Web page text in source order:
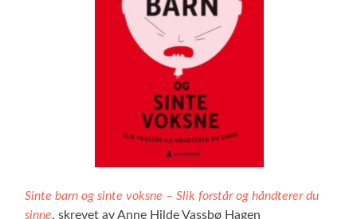
Sinte barn og sinte voksne – Slik forstår og håndterer du
sinne, skrevet av Anne Hilde Vassbø Hagen